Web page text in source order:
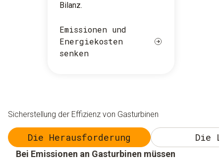
Bilanz.
Emissionen und
Energiekosten
senken
Sicherstellung der Effizienz von Gasturbinen
Die Herausforderung Die
Bei Emissionen an Gasturbinen müssen